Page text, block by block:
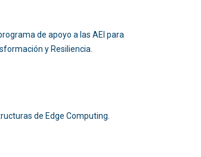
de apoyo a las AEI para
y Resiliencia.
de Edge Computing.